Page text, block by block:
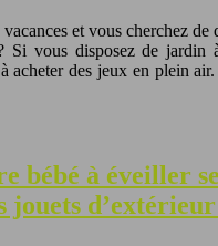
vacances et vous cherchez
Si vous disposez de jardin
acheter des jeux en plein
bébé à éveiller
jouets